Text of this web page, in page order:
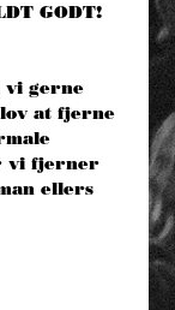
GODT!
vi gerne
at fjerne
vi fjerner
ellers